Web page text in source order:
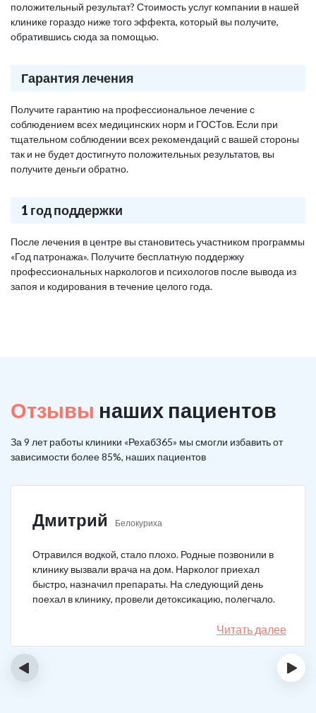
положительный результат? Стоимость услуг компании в нашей
клинике гораздо ниже того эффекта, который вы получите,
обратившись сюда за помощью.
Гарантия лечения
Получите гарантию на профессиональное лечение с
соблюдением всех медицинских норм и ГОСТов. Если при
тщательном соблюдении всех рекомендаций с вашей стороны
так и не будет достигнуто положительных результатов, вы
получите деньги обратно.
1 год поддержки
После лечения в центре вы становитесь участником программы
«Год патронажа». Получите бесплатную поддержку
профессиональных наркологов и психологов после вывода из
запоя и кодирования в течение целого года.
Отзывы наших пациентов
За 9 лет работы клиники «Рехаб365» мы смогли избавить от
зависимости более 85%, наших пациентов
Дмитрий Белокуриха
Отравился водкой, стало плохо. Родные позвонили в
клинику вызвали врача на дом. Нарколог приехал
быстро, назначил препараты. На следующий день
поехал в клинику, провели детоксикацию, полегчало.
Записался на реабилитацию, прошел и теперь думаю,
что в рот водку больше не возьму. Так намучался и
испугался.
Читать далее
‹ ›